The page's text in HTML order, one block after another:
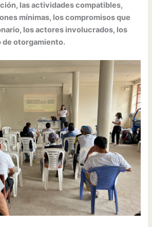
las actividades compatibles,
mínimas, los compromisos que
los actores involucrados, los
de otorgamiento.